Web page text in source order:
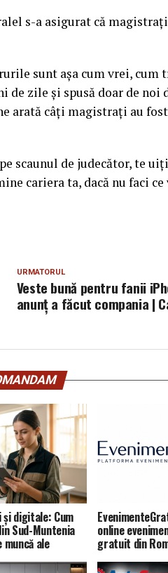
s-a asigurat că
sunt aşa cum vrei, cum
de zile şi spusă doar de noi
arată câţi magistraţi au
scaunul de judecător, te
cariera ta, dacă nu faci ce
URMATORUL
Veste bună pentru fanii
anunț a făcut compania |
digitale: Cum
Sud-Muntenia
ale
online
gratuit din